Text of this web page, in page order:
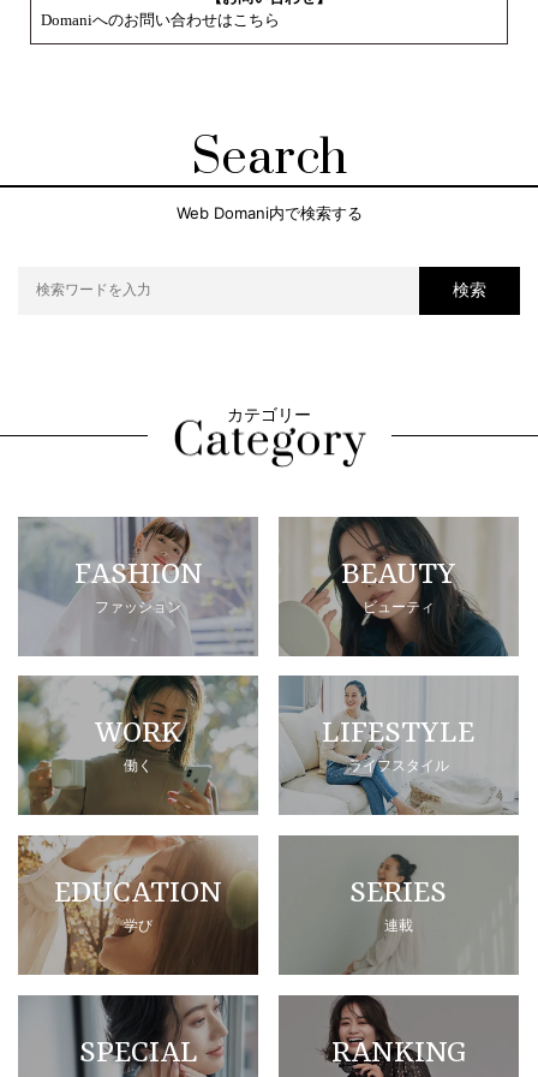
Domaniへのお問い合わせはこちら
Search
Web Domani内で検索する
検索
カテゴリー
FASHION
ファッション
BEAUTY
ビューティ
WORK
働く
LIFESTYLE
ライフスタイル
EDUCATION
学び
SERIES
連載
SPECIAL RANKING